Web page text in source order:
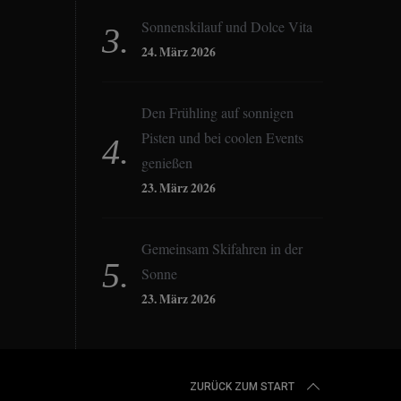
Sonnenskilauf und Dolce Vita
24. März 2026
Den Frühling auf sonnigen
Pisten und bei coolen Events
genießen
23. März 2026
Gemeinsam Skifahren in der
Sonne
23. März 2026
ZURÜCK ZUM START